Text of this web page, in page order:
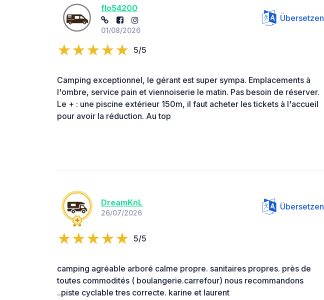
flo54200
01/08/2026
Übersetzen
5/5
Camping exceptionnel, le gérant est super sympa. Emplacements à
l'ombre, service pain et viennoiserie le matin. Pas besoin de réserver.
Le + : une piscine extérieur 150m, il faut acheter les tickets à l'accueil
pour avoir la réduction. Au top
DreamKnL
26/07/2026
Übersetzen
5/5
camping agréable arboré calme propre. sanitaires propres. près de
toutes commodités ( boulangerie.carrefour) nous recommandons
..piste cyclable tres correcte. karine et laurent